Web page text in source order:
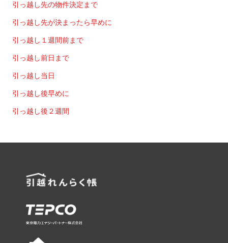
引っ越し先の物件決定まで
引っ越し先が決まったら早めに
引っ越し１週間前まで
引っ越し前日まで
引っ越し当日
引っ越し後早めに
引っ越し後２週間